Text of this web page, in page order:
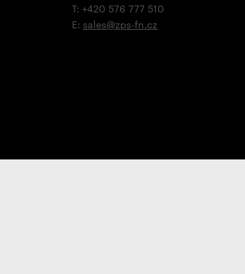
T: +420 576 777 510
E: sales@zps-fn.cz